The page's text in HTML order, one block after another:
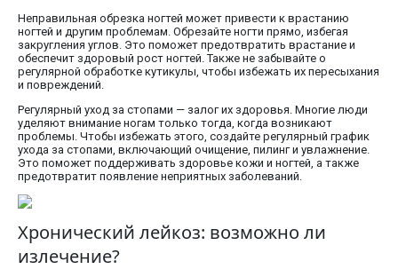
Неправильная обрезка ногтей может привести к врастанию
ногтей и другим проблемам. Обрезайте ногти прямо, избегая
закругления углов. Это поможет предотвратить врастание и
обеспечит здоровый рост ногтей. Также не забывайте о
регулярной обработке кутикулы, чтобы избежать их пересыхания
и повреждений.
Регулярный уход за стопами — залог их здоровья. Многие люди
уделяют внимание ногам только тогда, когда возникают
проблемы. Чтобы избежать этого, создайте регулярный график
ухода за стопами, включающий очищение, пилинг и увлажнение.
Это поможет поддерживать здоровье кожи и ногтей, а также
предотвратит появление неприятных заболеваний.
Хронический лейкоз: возможно ли
излечение?